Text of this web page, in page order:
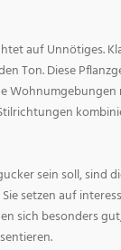
auf Unnötiges.
Ton. Diese
Wohnumgebungen
sein soll, sind
setzen auf
sich besonders